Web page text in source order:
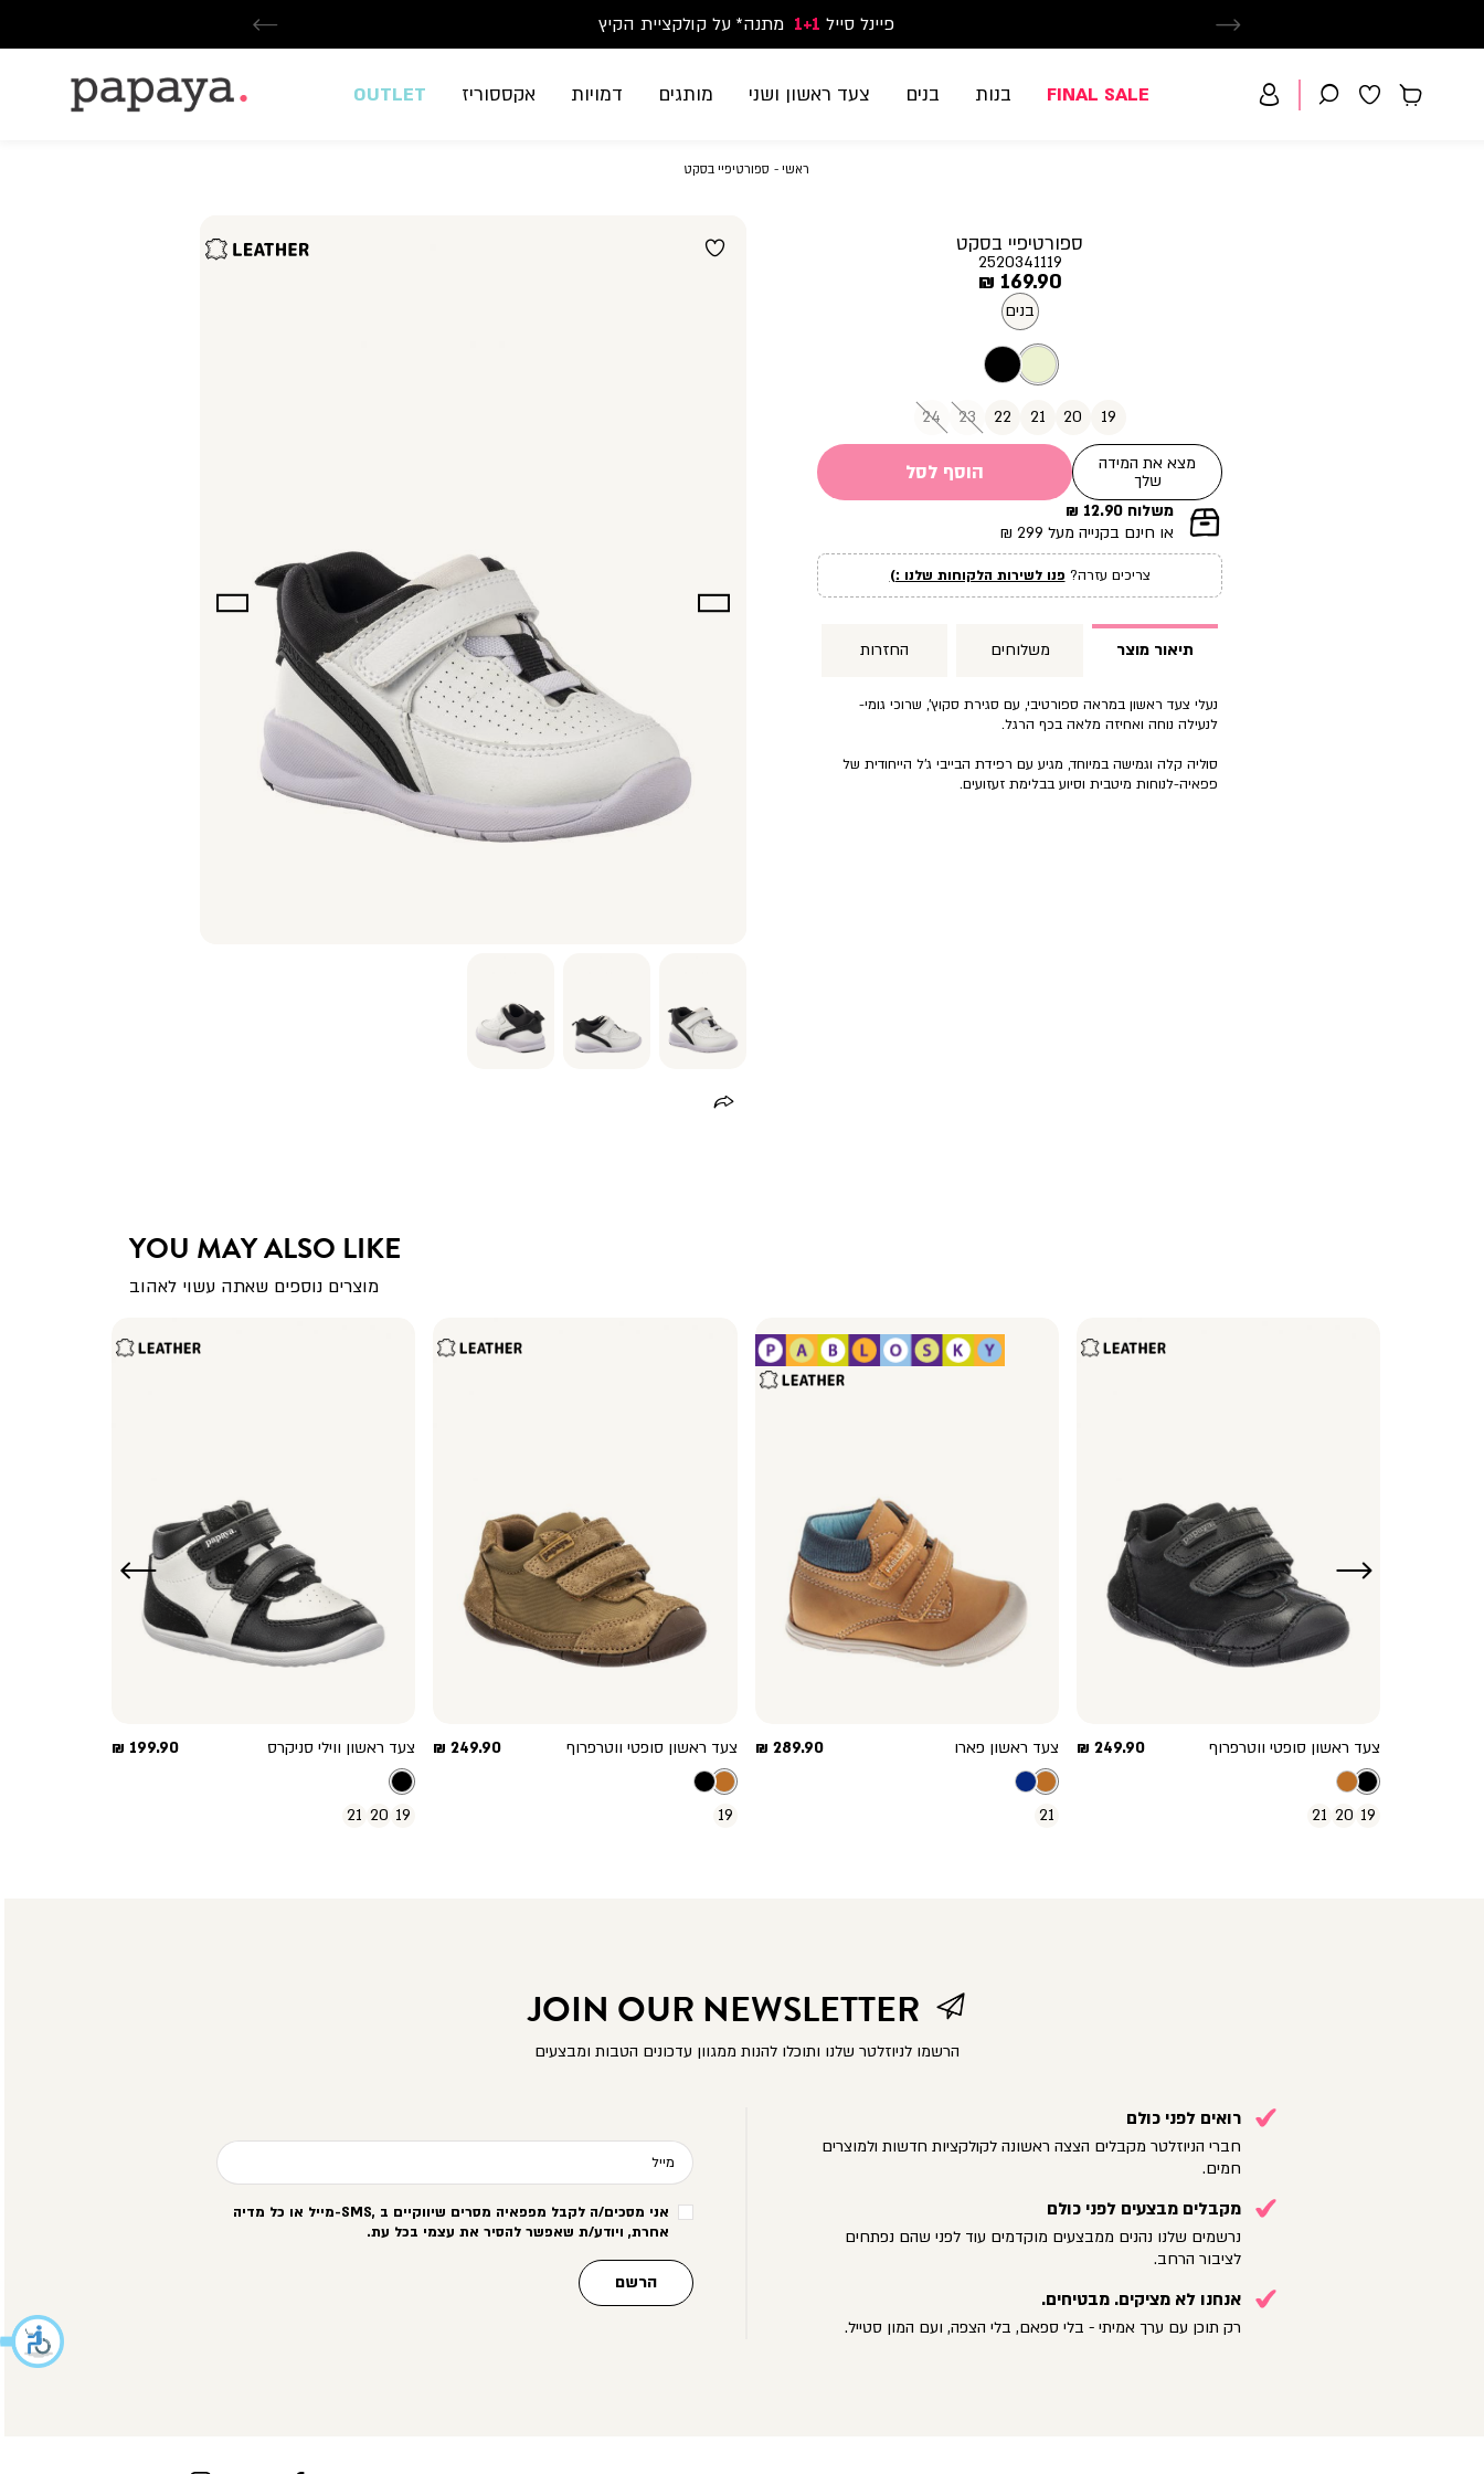
משלוח חינם בקנייה מעל 299₪ | זמני אספקה עד 5 ימי עסקים
פיינל סייל 1+1 מתנה* על קולקציית הקיץ
נעלי ספורט וסניקרס זוג שני החל מ-59.90
FINAL SALE בנות בנים צעד ראשון ושני מותגים דמויות אקססוריז OUTLET
ראשי ראשי
ספורטיפיי בסקט
ספורטיפיי בסקט
2520341119
מחיר
מוצר
169.90 ₪
בנים
19
20
21
22
23
24
מצא את המידה
שלך
הוסף לסל
|
תומך
מכירה
עמוד
מוצר
משלוח 12.90 ₪
או חינם בקנייה מעל 299 ₪
צריכים עזרה? פנו לשירות הלקוחות שלנו :)
תיאור מוצר משלוחים החזרות
נעלי צעד ראשון במראה ספורטיבי, עם סגירת סקוץ’, שרוכי גומי-
לנעילה נוחה ואחיזה מלאה בכף הרגל.
סוליה קלה וגמישה במיוחד, מגיע עם רפידת הבייבי ג’ל הייחודית של
פפאיה-לנוחות מיטבית וסיוע בבלימת זעזועים.
YOU MAY ALSO LIKE
מוצרים נוספים שאתה עשוי לאהוב
ימינה
צעד ראשון סופטי ווטרפרוף
מחיר
249.90 ₪
19
20
21
צעד ראשון פארו
מחיר
289.90 ₪
21
צעד ראשון סופטי ווטרפרוף
מחיר
249.90 ₪
19
צעד ראשון ווילי סניקרס
מחיר
199.90 ₪
19
20
21
שמאלה
JOIN OUR NEWSLETTER
הרשמו לניוזלטר שלנו ותוכלו להנות ממגוון עדכונים הטבות ומבצעים
רואים לפני כולם
חברי הניוזלטר מקבלים הצצה ראשונה לקולקציות חדשות ולמוצרים
חמים.
מקבלים מבצעים לפני כולם
נרשמים שלנו נהנים ממבצעים מוקדמים עוד לפני שהם נפתחים
לציבור הרחב.
אנחנו לא מציקים. מבטיחים.
רק תוכן עם ערך אמיתי - בלי ספאם, בלי הצפה, ועם המון סטייל.
מייל
אני מסכים/ה לקבל מפפאיה מסרים שיווקיים ב -SMS,מייל או כל מדיה
אחרת, ויודע/ת שאפשר להסיר את עצמי בכל עת.
הרשם